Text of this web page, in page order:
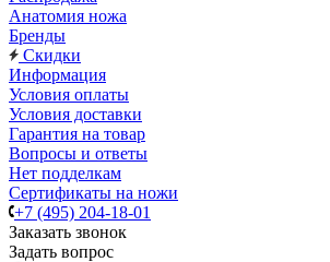
Анатомия ножа
Бренды
Скидки
Информация
Условия оплаты
Условия доставки
Гарантия на товар
Вопросы и ответы
Нет подделкам
Сертификаты на ножи
+7 (495) 204-18-01
Заказать звонок
Задать вопрос